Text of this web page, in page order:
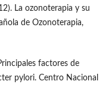
La ozonoterapia y su
de Ozonoterapia,
factores de
pylori. Centro Nacional